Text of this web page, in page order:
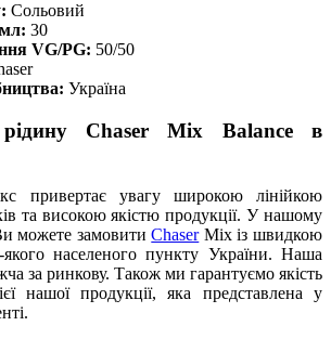
Сольовий
30
VG/PG: 50/50
Україна
Chaser Mix Balance в
привертає увагу широкою лінійкою
та високою якістю продукції. У нашому
можете замовитиChaserMix із швидкою
населеного пункту України. Наша
за ринкову. Також ми гарантуємо якість
нашої продукції, яка представлена у